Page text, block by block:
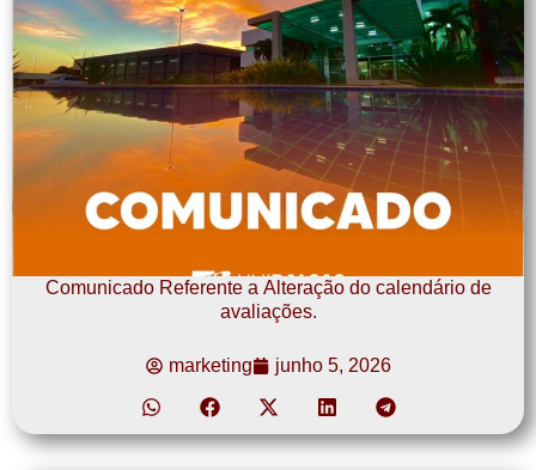
Comunicado Referente a Alteração do calendário de
avaliações.
marketing junho 5, 2026